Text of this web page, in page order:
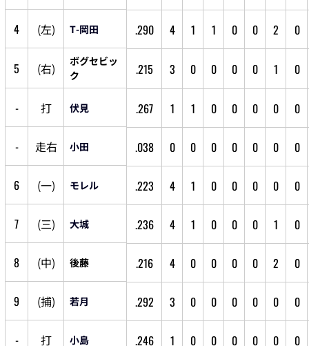
4 (左) T-岡田 .290 4 1 1 0 0 2 0
5 (右)
ボグセビッ
ク
.215 3 0 0 0 0 1 0
- 打 伏見 .267 1 1 0 0 0 0 0
- 走右 小田 .038 0 0 0 0 0 0 0
6 (一) モレル .223 4 1 0 0 0 0 0
7 (三) 大城 .236 4 1 0 0 0 1 0
8 (中) 後藤 .216 4 0 0 0 0 2 0
9 (捕) 若月 .292 3 0 0 0 0 0 0
- 打 小島 .246 1 0 0 0 0 0 0